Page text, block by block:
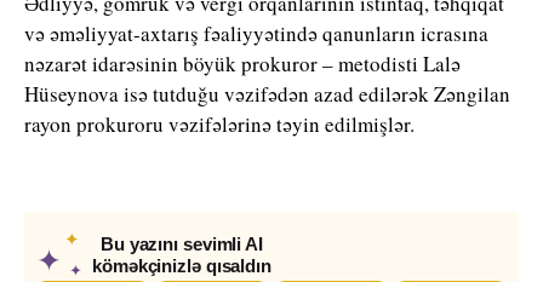
və əməliyyat-axtarış fəaliyyətində qanunların icrasına
nəzarət idarəsinin böyük prokuror – metodisti Lalə
Hüseynova isə tutduğu vəzifədən azad edilərək Zəngilan
rayon prokuroru vəzifələrinə təyin edilmişlər.
✦
✦
✦
Bu yazını sevimli AI
köməkçinizlə qısaldın